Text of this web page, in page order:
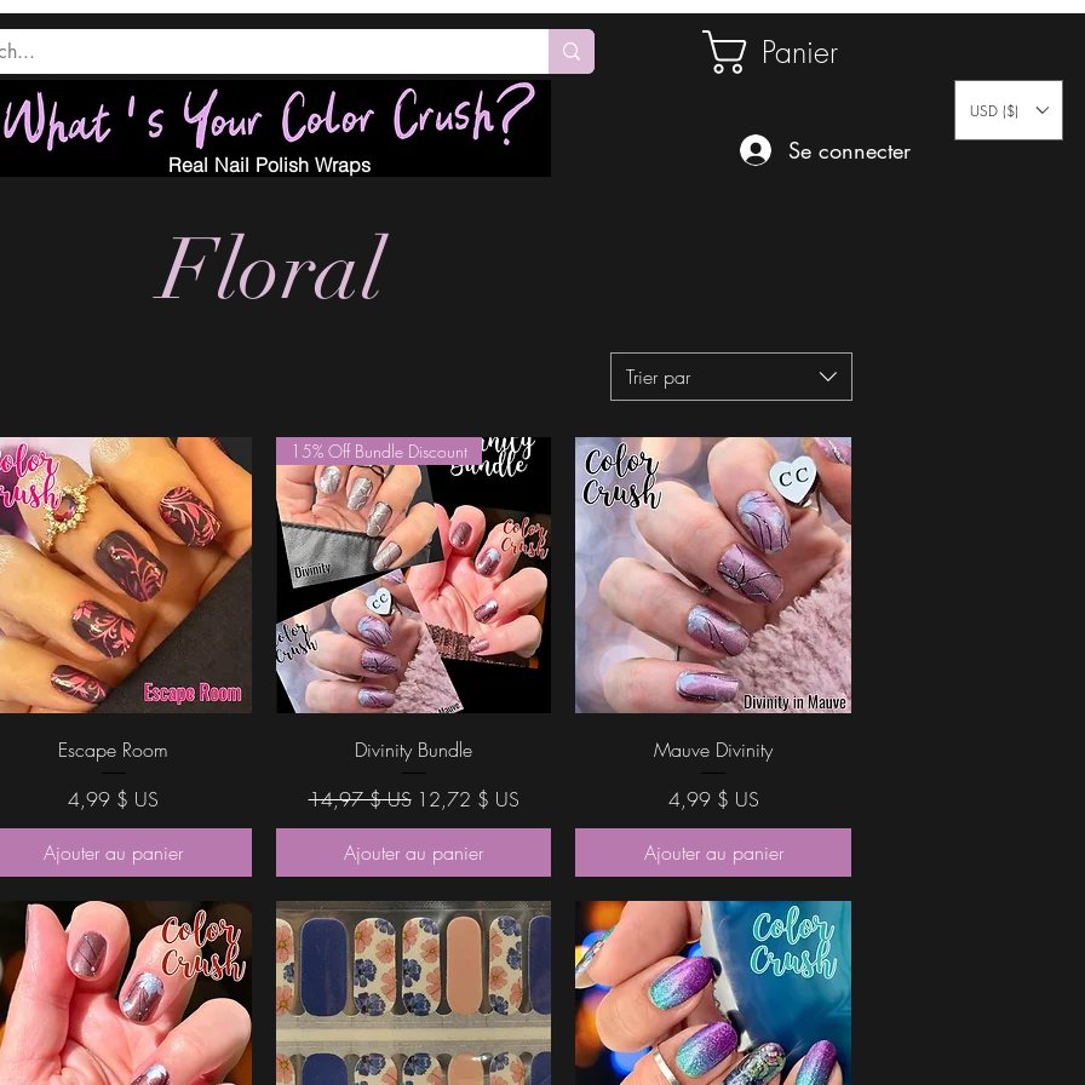
Panier
Real Nail Polish Wraps
Se connecter
USD ($)
Floral
Trier par
Aperçu rapide
Escape Room
Prix
4,99 $ US
Ajouter au panier
Aperçu rapide
15% Off Bundle Discount
Divinity Bundle
Prix original
14,97 $ US Prix promotionnel
12,72 $ US
Ajouter au panier
Aperçu rapide
Mauve Divinity
Prix
4,99 $ US
Ajouter au panier